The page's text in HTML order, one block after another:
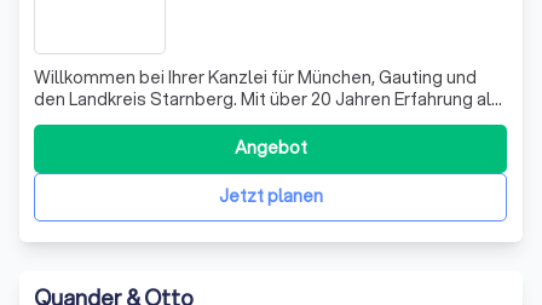
Willkommen bei Ihrer Kanzlei für München, Gauting und
den Landkreis Starnberg. Mit über 20 Jahren Erfahrung als
Rechtsanwältin und Fachanwältin für Arbeitsrecht, biete
ich Ihnen kompetente Beratung und Vertretung in
verschiedenen Rechtsgebieten. Meine Schwerpunkte
liegen im Arbeitsrecht, Familienrec
Jetzt planen
Angebot
Quander & Otto